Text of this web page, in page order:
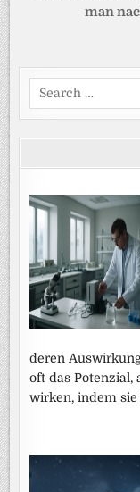
man
Search
for:
deren
oft das Potenzial,
wirken, indem sie